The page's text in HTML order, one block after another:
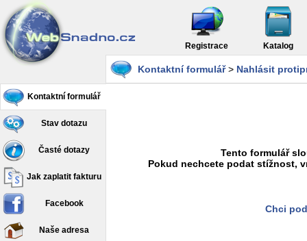
Registrace Katalog
Kontaktní formulář
Stav dotazu
Časté dotazy
Jak zaplatit fakturu
Facebook
Naše adresa
Kontaktní formulář> Nahlásit
Tento formulář
Pokud nechcete podat stížnost,
Chci